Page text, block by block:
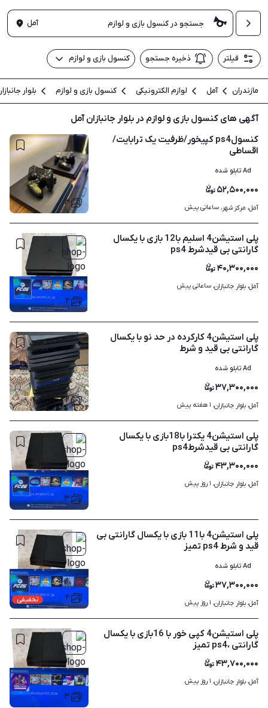
آمل
فیلتر ذخیره جستجو کنسول بازی و لوازم
مازندران آمل لوازم الکترونیکی کنسول بازی و لوازم بلوار
آگهی های کنسول بازی و لوازم در بلوار جانبازان آمل
۳
کنسولps4 کپیخور/ظرفیت یک ترابایت/
اقساطی
Ad تابلو شده
۵۲,۵۰۰,۰۰۰
آمل، مرکز شهر، ساعاتی پیش
۲
پلی استیشن4 اسلیم‌ با12 بازی با یکسال
گارانتی بی قیدشرط ps4
۴۰,۳۰۰,۰۰۰
آمل، بلوار جانبازان، ساعاتی پیش
۲
پلی استیشن4 کارکرده در حد نو با یکسال
گارانتی بی قید و شرط
Ad تابلو شده
۳۷,۳۰۰,۰۰۰
آمل، بلوار جانبازان، ۱ هفته پیش
۳
پلی استیشن4 یکترا با18بازی با یکسال
گارانتی بی قیدشرطps4
۴۳,۳۰۰,۰۰۰
آمل، بلوار جانبازان، ۱ روز پیش
تخفیفی ۲
پلی استیشن4 با11 بازی با یکسال گارانتی بی
قید و شرط ps4 تمیز
Ad تابلو شده
۳۷,۳۰۰,۰۰۰
آمل، بلوار جانبازان، ۱ روز پیش
۳
پلی استیشن4 کپی خور با 16بازی با یکسال
گارانتی ،ps4 تمیز
۴۳,۷۰۰,۰۰۰
آمل، بلوار جانبازان، ۱ روز پیش